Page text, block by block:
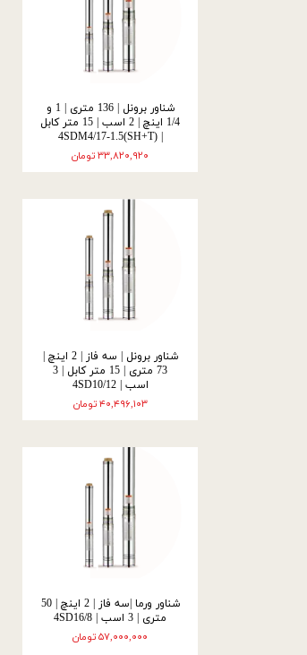
شناور برونل | 136 متری | 1 و
1/4 اینچ | 2 اسب | 15 متر کابل
| 4SDM4/17-1.5(SH+T)
۳۳,۸۲۰,۹۲۰ تومان
شناور برونل | سه فاز | 2 اینچ |
73 متری | 15 متر کابل | 3
اسب | 4SD10/12
۴۰,۴۹۶,۱۰۳ تومان
شناور ورما |سه فاز | 2 اینچ | 50
متری | 3 اسب | 4SD16/8
۵۷,۰۰۰,۰۰۰ تومان